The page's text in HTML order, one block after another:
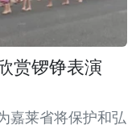
赏锣铮表演
嘉莱省将保护和弘